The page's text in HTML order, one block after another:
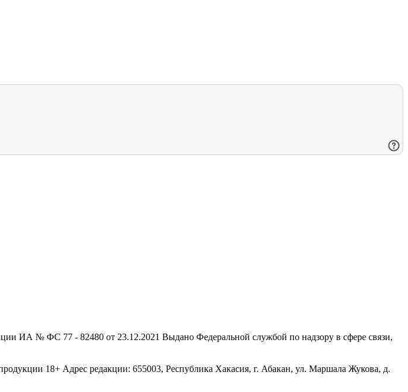
ИА № ФС 77 - 82480 от 23.12.2021 Выдано Федеральной службой по надзору в сфере связи,
18+ Адрес редакции: 655003, Республика Хакасия, г. Абакан, ул. Маршала Жукова, д.